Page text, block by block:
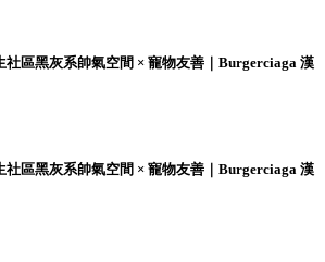
社區黑灰系帥氣空間 × 寵物友善｜Burgerciaga 漢
社區黑灰系帥氣空間 × 寵物友善｜Burgerciaga 漢